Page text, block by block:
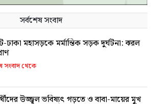
সর্বশেষ সংবাদ
ঢাকা মহাসড়কে মর্মান্তিক সড়ক দুর্ঘটনা: ঝরল
সংবাদ থেকে
উজ্জ্বল ভবিষ্যৎ গড়তে ও বাবা-মায়ের মুখ